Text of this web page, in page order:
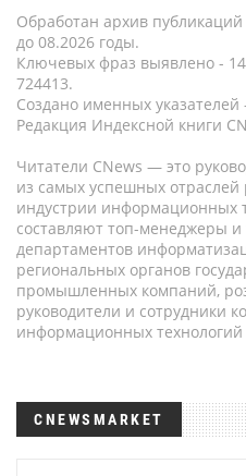
Обработан архив
до 08.2026 годы.
Ключевых фраз выявлено -
724413.
Создано именных указателей
Редакция Индексной книги
Читатели CNews — это
из самых успешных отраслей
индустрии информационных
составляют топ-менеджеры
департаментов
региональных органов
промышленных компаний,
руководители и сотрудники
информационных технологий
CNEWSMARKET